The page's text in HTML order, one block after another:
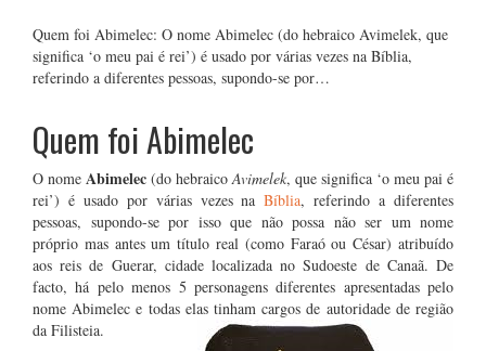
Quem foi Abimelec: O nome Abimelec (do hebraico Avimelek, que
significa ‘o meu pai é rei’) é usado por várias vezes na Bíblia,
referindo a diferentes pessoas, supondo-se por…
Quem foi Abimelec
O nome Abimelec (do hebraicoAvimelek, que significa ‘o meu pai é
rei’) é usado por várias vezes naBíblia, referindo a diferentes
pessoas, supondo-se por isso que não possa não ser um nome
próprio mas antes um título real (como Faraó ou César) atribuído
aos reis de Guerar, cidade localizada no Sudoeste de Canaã. De
facto, há pelo menos 5 personagens diferentes apresentadas pelo
nome Abimelec e todas elas tinham cargos de autoridade de região
da Filisteia.